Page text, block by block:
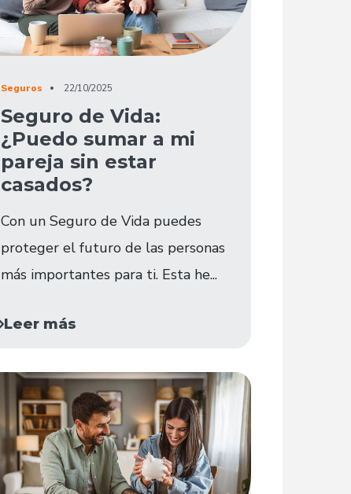
Seguros 22/10/2025
Seguro de Vida:
¿Puedo sumar a mi
pareja sin estar
casados?
Con un Seguro de Vida puedes
proteger el futuro de las personas
más importantes para ti. Esta he...
Leer más